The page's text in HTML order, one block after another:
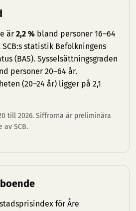
är 2,2 % bland personer 16–64
statistik Befolkningens
(BAS). Sysselsättningsgraden
personer 20–64 år.
(20–24 år) ligger på 2,1
till 2026. Siffrorna är preliminära
av SCB.
för Åre